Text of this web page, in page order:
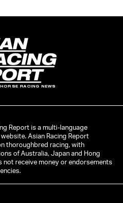
RACING NEWS
Report is a multi-language
Asian Racing Report
thoroughbred racing, with
of Australia, Japan and Hong
not receive money or endorsements